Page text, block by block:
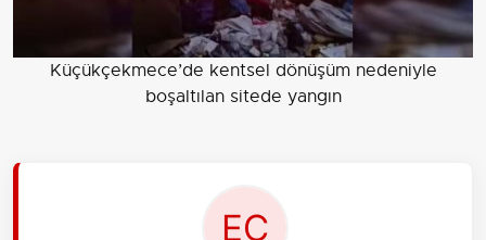
Küçükçekmece’de kentsel dönüşüm nedeniyle
boşaltılan sitede yangın